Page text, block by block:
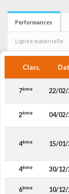
Performances
Lignée maternelle
Class.
7ème 22/02/
2ème 04/
4ème 15/
4ème 30/12/
6ème 10/